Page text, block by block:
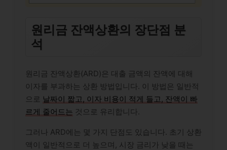
원리금 잔액상환의 장단점 분
석
원리금 잔액상환(ARD)은 대출 금액의 잔액에 대해
이자를 부과하는 상환 방법입니다. 이 방법은 일반적
으로 날짜이 짧고, 이자 비용이 적게 들고, 잔액이 빠
르게 줄어드는 것으로 유리합니다.
그러나 ARD에는 몇 가지 단점도 있습니다. 초기 상환
액이 일반적으로 더 높으며, 시장 금리가 낮을 때는